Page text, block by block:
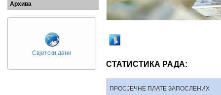
Архива
Свјетски дани
СТАТИСТИКА РАДА:
ПРОСЈЕЧНЕ ПЛАТЕ ЗАПОСЛЕНИХ